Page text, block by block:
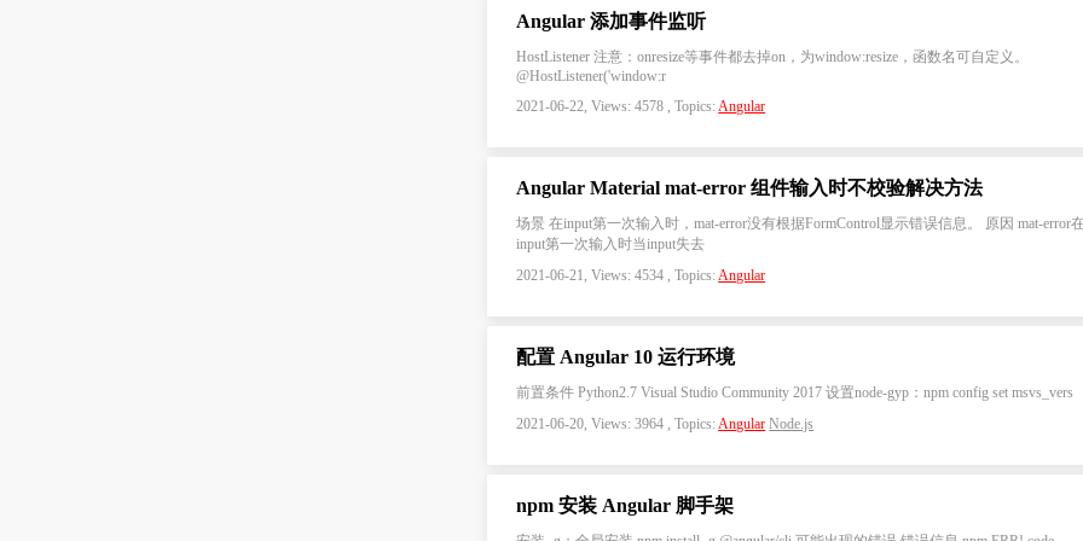
Angular 添加事件监听
HostListener 注意：onresize等事件都去掉on，为window:resize，函数名可自定义。
@HostListener('window:r
2021-06-22, Views: 4578 , Topics:Angular
Angular Material mat-error 组件输入时不校验解决方法
场景 在input第一次输入时，mat-error没有根据FormControl显示错误信息。 原因 mat-error
input第一次输入时当input失去
2021-06-21, Views: 4534 , Topics:Angular
配置 Angular 10 运行环境
前置条件 Python2.7 Visual Studio Community 2017 设置node-gyp：npm config set msvs_vers
2021-06-20, Views: 3964 , Topics:Angular Node.js
npm 安装 Angular 脚手架